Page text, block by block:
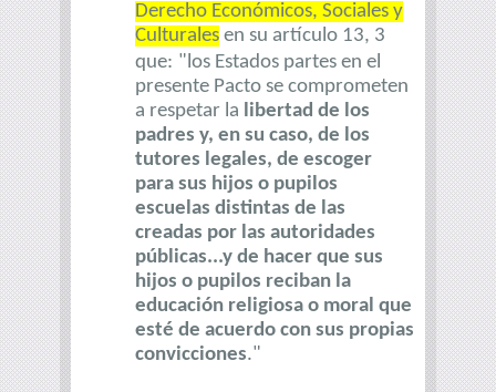
Derecho Económicos, Sociales y
Culturales en su artículo 13, 3
que: "los Estados partes en el
presente Pacto se comprometen
a respetar la libertad de los
padres y, en su caso, de los
tutores legales, de escoger
para sus hijos o pupilos
escuelas distintas de las
creadas por las autoridades
públicas...y de hacer que sus
hijos o pupilos reciban la
educación religiosa o moral que
esté de acuerdo con sus propias
convicciones."